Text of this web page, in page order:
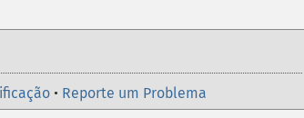
• Reporte um Problema